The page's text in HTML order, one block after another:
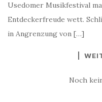
Usedomer Musikfestival
Entdeckerfreude wett.
in Angrenzung von […]
Noch